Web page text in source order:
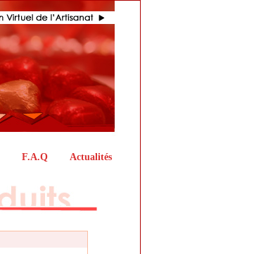
F.A.Q Actualités